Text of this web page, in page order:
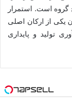
است. استمرار
یکی از ارکان اصلی
تولید و پایداری